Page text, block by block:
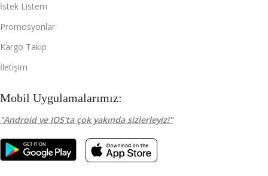
İstek Listem
Promosyonlar
Kargo Takip
İletişim
Mobil Uygulamalarımız:
"Android ve IOS'ta çok yakında sizlerleyiz!"